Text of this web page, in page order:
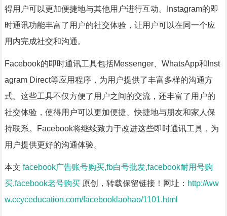
得用户可以更加便捷地与其他用户进行互动。Instagram的即
时通讯功能丰富了用户的社交体验，让用户可以在同一个应
用内完成社交和沟通。
Facebook的即时通讯工具包括Messenger、WhatsApp和Inst
agram Direct等应用程序，为用户提供了丰富多样的沟通方
式。这些工具不仅方便了用户之间的交流，还丰富了用户的
社交体验，使得用户可以更加便捷、快捷地与朋友和家人保
持联系。Facebook将继续致力于改进这些即时通讯工具，为
用户提供更好的沟通体验。
本文 facebook广告账号购买,fb白号批发,facebook耐用号购
买,facebook老号购买原创，转载保留链接！网址： http://ww
w.ccyceducation.com/facebooklaohao/1101.html